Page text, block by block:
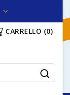
CARRELLO (0)